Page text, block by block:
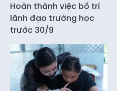
Hoàn thành việc bố trí
lãnh đạo trường học
trước 30/9